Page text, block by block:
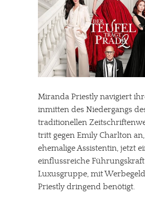
Miranda Priestly navigiert
inmitten des Niedergangs
traditionellen
tritt gegen Emily Charlton
ehemalige Assistentin, jetzt
einflussreiche
Luxusgruppe, mit
Priestly dringend benötigt.